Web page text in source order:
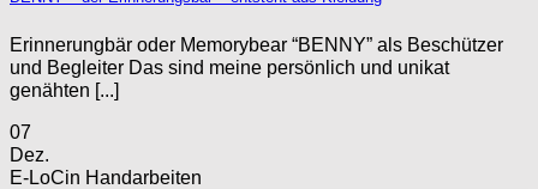
Erinnerungbär oder Memorybear “BENNY” als Beschützer
und Begleiter Das sind meine persönlich und unikat
genähten [...]
07
Dez.
E-LoCin Handarbeiten